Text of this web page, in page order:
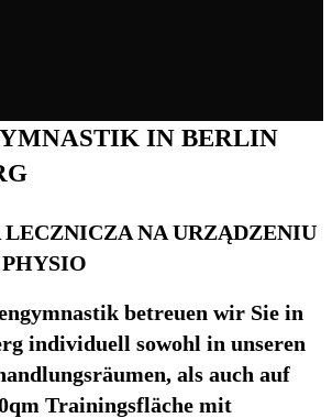
IN BERLIN
NA URZĄDZENIU
betreuen wir Sie in
individuell sowohl in unseren
als auch auf
Trainingsfläche mit